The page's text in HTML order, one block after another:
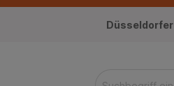
Düsseldorfer